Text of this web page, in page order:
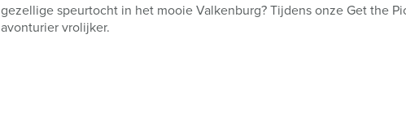
speurtocht in het mooie Valkenburg? Tijdens onze Get the
vrolijker.